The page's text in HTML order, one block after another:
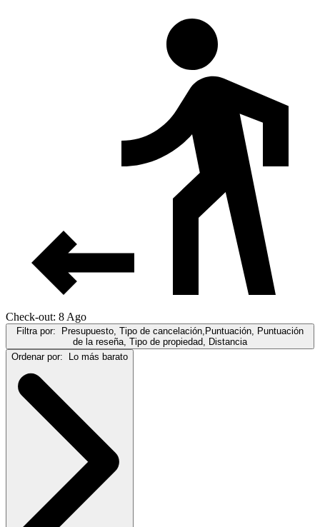
Check-out: 8 Ago
Filtra por:
Presupuesto, Tipo de cancelación,Puntuación, Puntuación
de la reseña, Tipo de propiedad, Distancia
Ordenar por:
Lo más barato